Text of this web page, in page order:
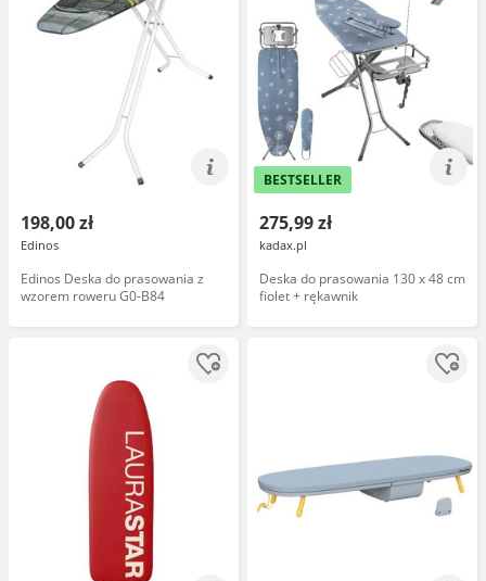
198,00 zł
Edinos
Edinos Deska do prasowania z
wzorem roweru G0-B84
BESTSELLER
275,99 zł
kadax.pl
Deska do prasowania 130 x 48 cm
fiolet + rękawnik